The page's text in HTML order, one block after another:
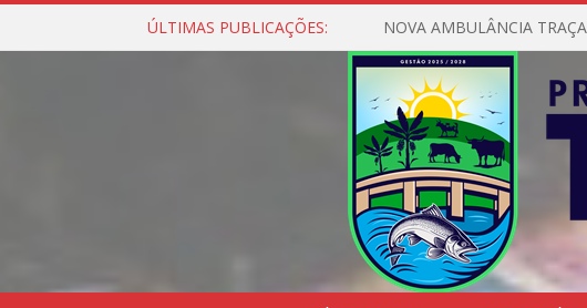
ÚLTIMAS PUBLICAÇÕES: NOVA AMBULÂNCIA